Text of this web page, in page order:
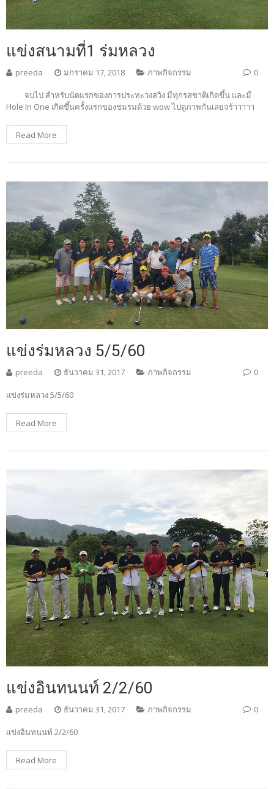
แข่งสนามที่1 ร่มหลวง
preeda มกราคม 17, 2018 ภาพกิจกรรม 0
จบไป สำหรับนัดแรกของการประทะวงสวิง มีทุกรสชาติเกิดขึ้น และมี
Hole In One เกิดขึ้นครั้งแรกของชมรมด้วย wow ไปดูภาพกันเลยจร้าาาาา
Read More
แข่งร่มหลวง 5/5/60
preeda ธันวาคม 31, 2017 ภาพกิจกรรม 0
แข่งร่มหลวง 5/5/60
Read More
แข่งอินทนนท์ 2/2/60
preeda ธันวาคม 31, 2017 ภาพกิจกรรม 0
แข่งอินทนนท์ 2/2/60
Read More